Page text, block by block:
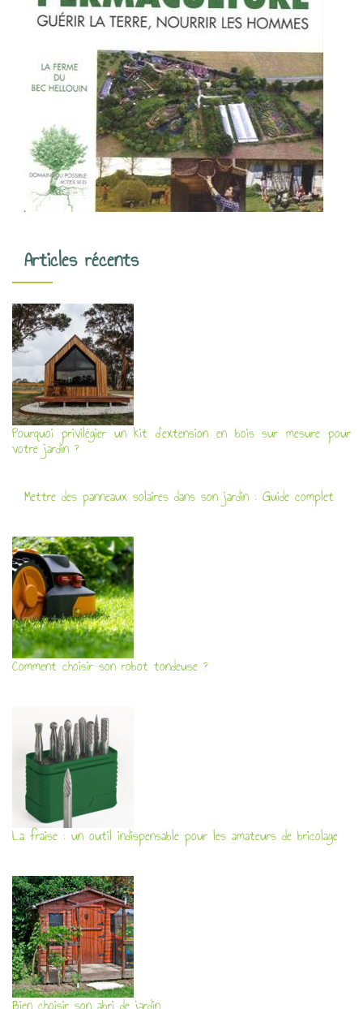
Articles récents
Pourquoi privilégier un kit d’extension en bois sur mesure pour
votre jardin ?
Mettre des panneaux solaires dans son jardin : Guide complet
Comment choisir son robot tondeuse ?
La fraise : un outil indispensable pour les amateurs de bricolage